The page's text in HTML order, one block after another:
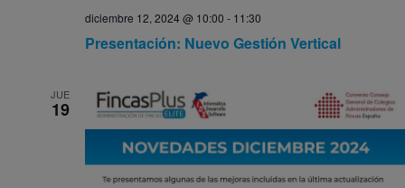
diciembre 12, 2024 @ 10:00 - 11:30
Presentación: Nuevo Gestión Vertical
JUE
19